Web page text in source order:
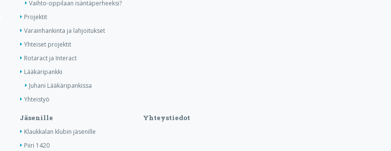
Vaihto-oppilaan isäntäperheeksi?
Projektit
Varainhankinta ja lahjoitukset
Yhteiset projektit
Rotaract ja Interact
Lääkäripankki
Juhani Lääkäripankissa
Yhteistyö
Jäsenille
Klaukkalan klubin jäsenille
Piiri 1420
Yhteystiedot